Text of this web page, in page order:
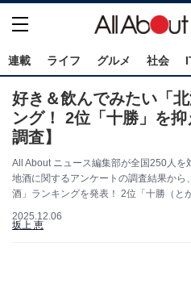
連載 ライフ グルメ 社会
好き＆飲んでみたい「
ング！ 2位「十勝」を
調査】
All About ニュース編集部が全国250人
地酒に関するアンケートの調査結果か
酒」ランキングを発表！ 2位「十勝（と
2025.12.06
坂上 恵